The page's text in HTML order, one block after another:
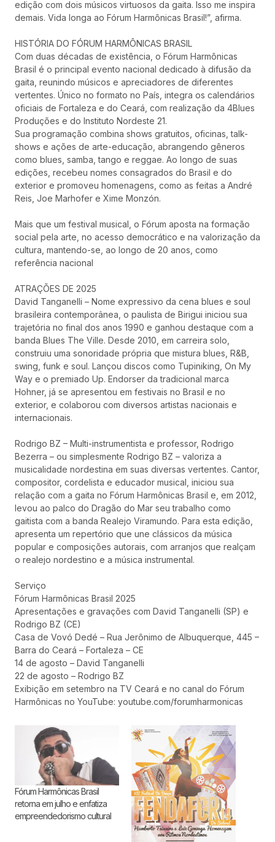
edição com dois músicos virtuosos da gaita. Isso me inspira
demais. Vida longa ao Fórum Harmônicas Brasil!”, afirma.
HISTÓRIA DO FÓRUM HARMÔNICAS BRASIL
Com duas décadas de existência, o Fórum Harmônicas
Brasil é o principal evento nacional dedicado à difusão da
gaita, reunindo músicos e apreciadores de diferentes
vertentes. Único no formato no País, integra os calendários
oficiais de Fortaleza e do Ceará, com realização da 4Blues
Produções e do Instituto Nordeste 21.
Sua programação combina shows gratuitos, oficinas, talk-
shows e ações de arte-educação, abrangendo gêneros
como blues, samba, tango e reggae. Ao longo de suas
edições, recebeu nomes consagrados do Brasil e do
exterior e promoveu homenagens, como as feitas a André
Reis, Joe Marhofer e Xime Monzón.
Mais que um festival musical, o Fórum aposta na formação
social pela arte, no acesso democrático e na valorização da
cultura, mantendo-se, ao longo de 20 anos, como
referência nacional
ATRAÇÕES DE 2025
David Tanganelli – Nome expressivo da cena blues e soul
brasileira contemporânea, o paulista de Birigui iniciou sua
trajetória no final dos anos 1990 e ganhou destaque com a
banda Blues The Ville. Desde 2010, em carreira solo,
construiu uma sonoridade própria que mistura blues, R&B,
swing, funk e soul. Lançou discos como Tupiniking, On My
Way e o premiado Up. Endorser da tradicional marca
Hohner, já se apresentou em festivais no Brasil e no
exterior, e colaborou com diversos artistas nacionais e
internacionais.
Rodrigo BZ – Multi-instrumentista e professor, Rodrigo
Bezerra – ou simplesmente Rodrigo BZ – valoriza a
musicalidade nordestina em suas diversas vertentes. Cantor,
compositor, cordelista e educador musical, iniciou sua
relação com a gaita no Fórum Harmônicas Brasil e, em 2012,
levou ao palco do Dragão do Mar seu trabalho como
gaitista com a banda Realejo Viramundo. Para esta edição,
apresenta um repertório que une clássicos da música
popular e composições autorais, com arranjos que realçam
o realejo nordestino e a música instrumental.
Serviço
Fórum Harmônicas Brasil 2025
Apresentações e gravações com David Tanganelli (SP) e
Rodrigo BZ (CE)
Casa de Vovó Dedé – Rua Jerônimo de Albuquerque, 445 –
Barra do Ceará – Fortaleza – CE
14 de agosto – David Tanganelli
22 de agosto – Rodrigo BZ
Exibição em setembro na TV Ceará e no canal do Fórum
Harmônicas no YouTube: youtube.com/forumharmonicas
Fórum Harmônicas Brasil
retorna em julho e enfatiza
empreendedorismo cultural